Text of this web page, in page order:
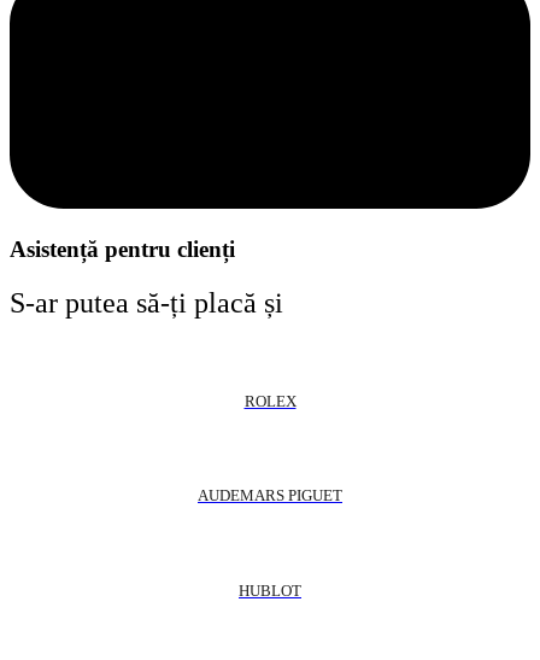
Asistență pentru clienți
S-ar putea să-ți placă și
ROLEX
AUDEMARS PIGUET
HUBLOT